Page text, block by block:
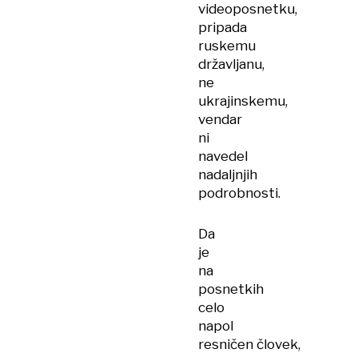
videoposnetku,
pripada
ruskemu
državljanu,
ne
ukrajinskemu,
vendar
ni
navedel
nadaljnjih
podrobnosti.
Da
je
na
posnetkih
celo
napol
resničen človek,